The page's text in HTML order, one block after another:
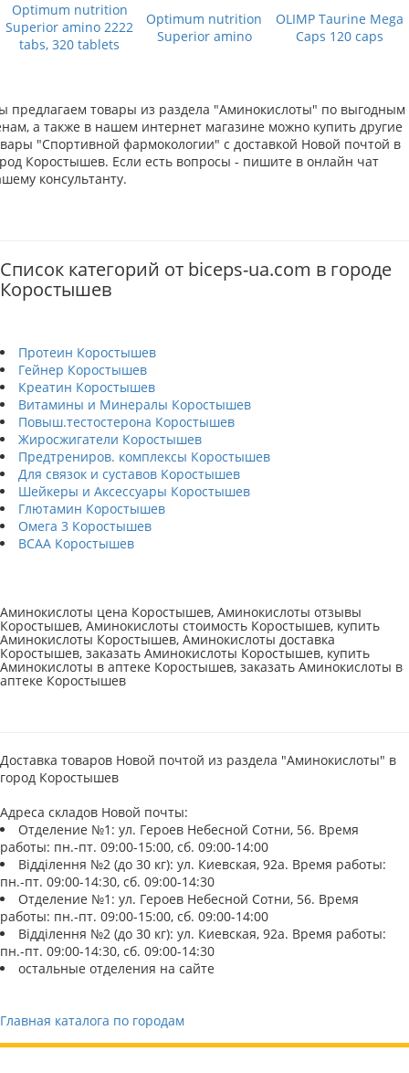
Optimum nutrition
Superior amino 2222
tabs, 320 tablets
Optimum nutrition
Superior amino
OLIMP Taurine Mega
Caps 120 caps
предлагаем товары из раздела "Аминокислоты" по выгодным
а также в нашем интернет магазине можно купить другие
"Спортивной фармокологии" с доставкой Новой почтой в
Коростышев. Если есть вопросы - пишите в онлайн чат
консультанту.
Список категорий от biceps-ua.com в городе
Коростышев
Протеин Коростышев
Гейнер Коростышев
Креатин Коростышев
Витамины и Минералы Коростышев
Повыш.тестостерона Коростышев
Жиросжигатели Коростышев
Предтрениров. комплексы Коростышев
Для связок и суставов Коростышев
Шейкеры и Аксессуары Коростышев
Глютамин Коростышев
Омега 3 Коростышев
BCAA Коростышев
Аминокислоты цена Коростышев, Аминокислоты отзывы
Коростышев, Аминокислоты стоимость Коростышев, купить
Аминокислоты Коростышев, Аминокислоты доставка
Коростышев, заказать Аминокислоты Коростышев, купить
Аминокислоты в аптеке Коростышев, заказать Аминокислоты в
аптеке Коростышев
Доставка товаров Новой почтой из раздела "Аминокислоты" в
город Коростышев
Адреса складов Новой почты:
Отделение №1: ул. Героев Небесной Сотни, 56. Время
работы: пн.-пт. 09:00-15:00, сб. 09:00-14:00
Відділення №2 (до 30 кг): ул. Киевская, 92а. Время работы:
пн.-пт. 09:00-14:30, сб. 09:00-14:30
Отделение №1: ул. Героев Небесной Сотни, 56. Время
работы: пн.-пт. 09:00-15:00, сб. 09:00-14:00
Відділення №2 (до 30 кг): ул. Киевская, 92а. Время работы:
пн.-пт. 09:00-14:30, сб. 09:00-14:30
остальные отделения на сайте
Главная каталога по городам